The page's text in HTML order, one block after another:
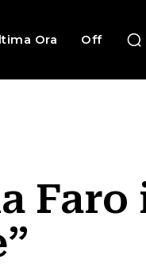
Ora Off
Faro